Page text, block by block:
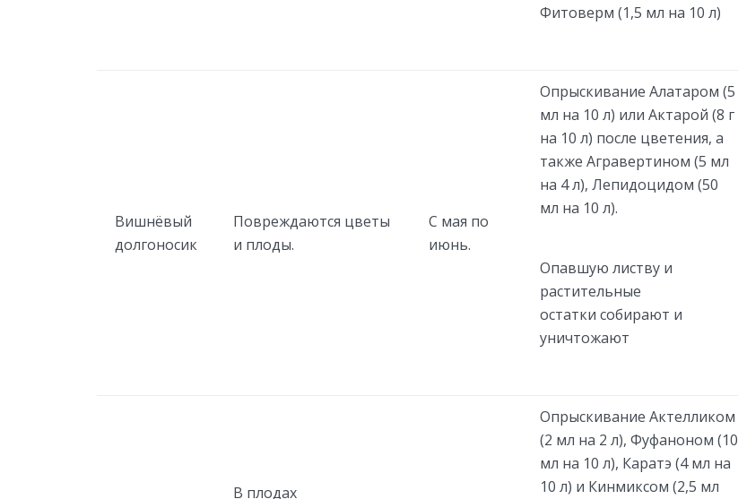
Фитоверм (1,5 мл на 10 л)
Вишнёвый
долгоносик
Повреждаются цветы
и плоды.
С мая по
июнь.
Опрыскивание Алатаром (5
мл на 10 л) или Актарой (8 г
на 10 л) после цветения, а
также Агравертином (5 мл
на 4 л), Лепидоцидом (50
мл на 10 л).
Опавшую листву и
растительные
остатки собирают и
уничтожают
В плодах
Опрыскивание Актелликом
(2 мл на 2 л), Фуфаноном (10
мл на 10 л), Каратэ (4 мл на
10 л) и Кинмиксом (2,5 мл